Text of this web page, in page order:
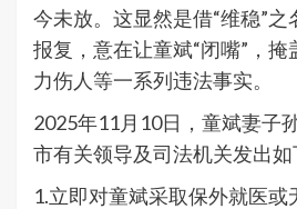
今未放。这显然是借“维稳”
报复，意在让童斌“闭嘴”，
力伤人等一系列违法事实。
2025年11月10日，童斌妻子
市有关领导及司法机关发出如
1.立即对童斌采取保外就医或